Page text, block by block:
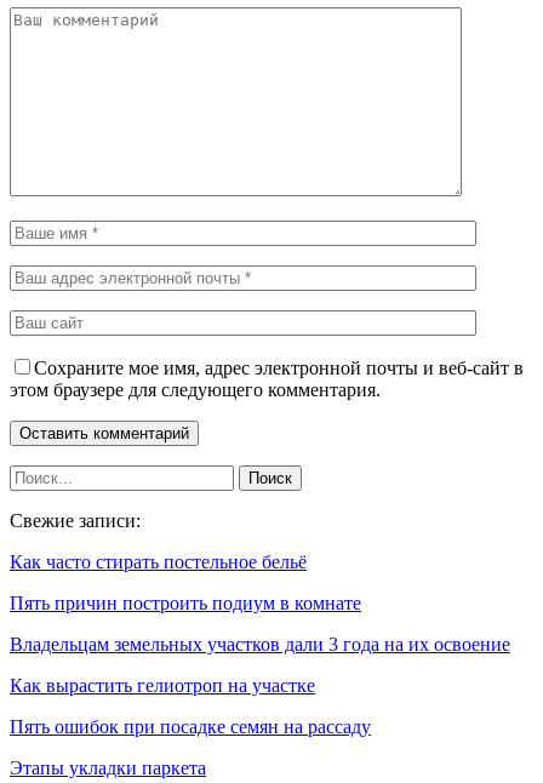
Сохраните мое имя, адрес электронной почты и веб-сайт в
этом браузере для следующего комментария.
Свежие записи:
Как часто стирать постельное бельё
Пять причин построить подиум в комнате
Владельцам земельных участков дали 3 года на их освоение
Как вырастить гелиотроп на участке
Пять ошибок при посадке семян на рассаду
Этапы укладки паркета